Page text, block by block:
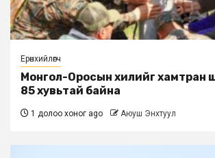
Ерөнхийлөгч
Монгол-Оросын хилийг хамтран
85 хувьтай байна
1 долоо хоног ago Аюуш Энхтуул